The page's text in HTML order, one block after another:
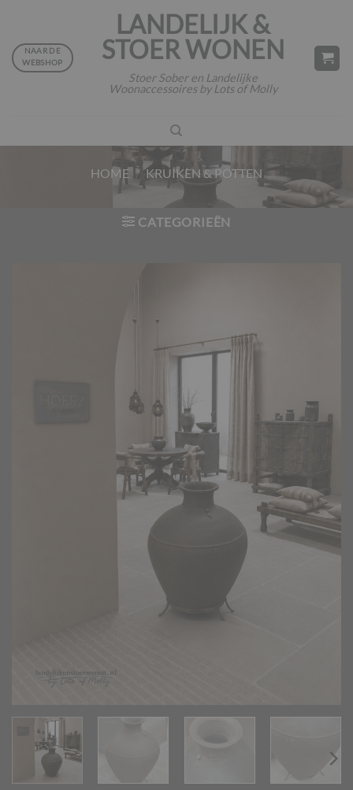
inhoud
LANDELIJK &
STOER WONEN
Stoer Sober en Landelijke
Woonaccessoires by Lots of Molly
NAAR DE
WEBSHOP
HOME / KRUIKEN & POTTEN
CATEGORIEËN